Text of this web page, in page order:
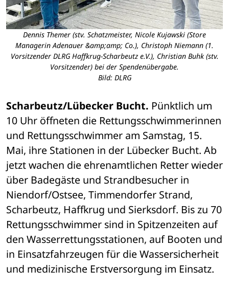
Dennis Themer (stv. Schatzmeister, Nicole Kujawski (Store
Managerin Adenauer &amp;amp; Co.), Christoph Niemann (1.
Vorsitzender DLRG Haffkrug-Scharbeutz e.V.), Christian Buhk (stv.
Vorsitzender) bei der Spendenübergabe.
Bild: DLRG
Scharbeutz/Lübecker Bucht. Pünktlich um
10 Uhr öffneten die Rettungsschwimmerinnen
und Rettungsschwimmer am Samstag, 15.
Mai, ihre Stationen in der Lübecker Bucht. Ab
jetzt wachen die ehrenamtlichen Retter wieder
über Badegäste und Strandbesucher in
Niendorf/Ostsee, Timmendorfer Strand,
Scharbeutz, Haffkrug und Sierksdorf. Bis zu 70
Rettungsschwimmer sind in Spitzenzeiten auf
den Wasserrettungsstationen, auf Booten und
in Einsatzfahrzeugen für die Wassersicherheit
und medizinische Erstversorgung im Einsatz.